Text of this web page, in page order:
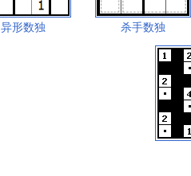
异形数独 杀手数独